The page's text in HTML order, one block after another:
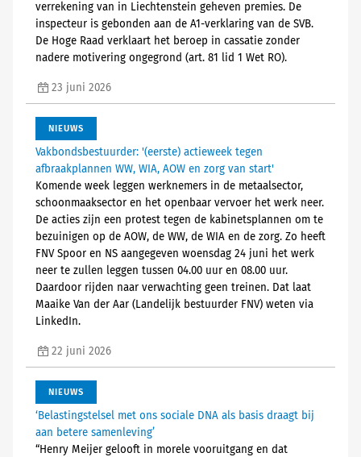
verrekening van in Liechtenstein geheven premies. De
inspecteur is gebonden aan de A1-verklaring van de SVB.
De Hoge Raad verklaart het beroep in cassatie zonder
nadere motivering ongegrond (art. 81 lid 1 Wet RO).
23 juni 2026
NIEUWS
Vakbondsbestuurder: '(eerste) actieweek tegen
afbraakplannen WW, WIA, AOW en zorg van start'
Komende week leggen werknemers in de metaalsector,
schoonmaaksector en het openbaar vervoer het werk neer.
De acties zijn een protest tegen de kabinetsplannen om te
bezuinigen op de AOW, de WW, de WIA en de zorg. Zo heeft
FNV Spoor en NS aangegeven woensdag 24 juni het werk
neer te zullen leggen tussen 04.00 uur en 08.00 uur.
Daardoor rijden naar verwachting geen treinen. Dat laat
Maaike Van der Aar (Landelijk bestuurder FNV) weten via
LinkedIn.
22 juni 2026
NIEUWS
‘Belastingstelsel met ons sociale DNA als basis draagt bij
aan betere samenleving’
“Henry Meijer gelooft in morele vooruitgang en dat